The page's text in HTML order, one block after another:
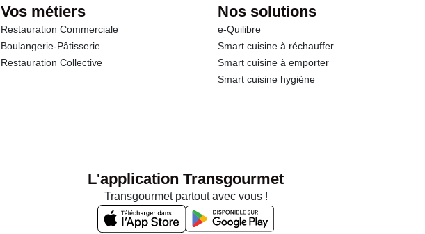
Vos métiers
Restauration Commerciale
Boulangerie-Pâtisserie
Restauration Collective
Nos solutions
e-Quilibre
Smart cuisine à réchauffer
Smart cuisine à emporter
Smart cuisine hygiène
L'application Transgourmet
Transgourmet partout avec vous !